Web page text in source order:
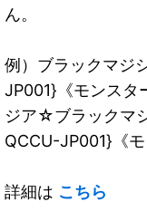
ん。
例）ブラックマジ
JP001}《モンス
ジア☆ブラックマ
QCCU-JP001}《モ
詳細は こちら